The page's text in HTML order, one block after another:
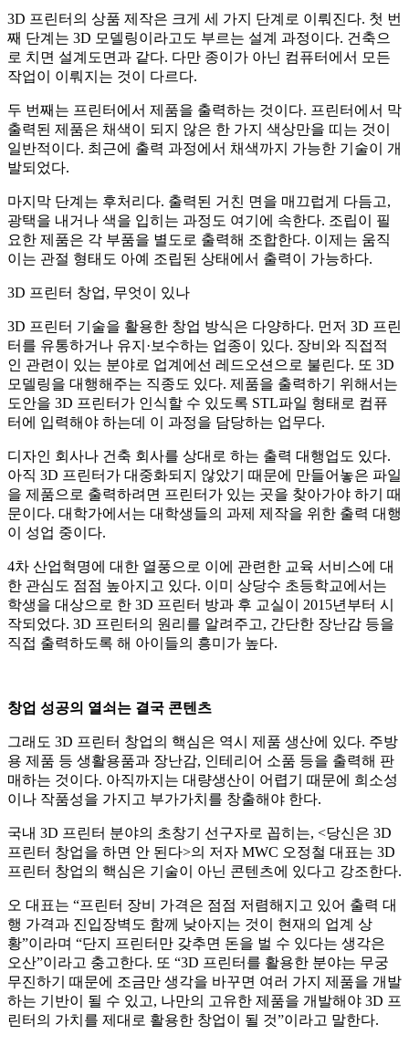
3D 프린터의 상품 제작은 크게 세 가지 단계로 이뤄진다. 첫 번
째 단계는 3D 모델링이라고도 부르는 설계 과정이다. 건축으
로 치면 설계도면과 같다. 다만 종이가 아닌 컴퓨터에서 모든
작업이 이뤄지는 것이 다르다.
두 번째는 프린터에서 제품을 출력하는 것이다. 프린터에서 막
출력된 제품은 채색이 되지 않은 한 가지 색상만을 띠는 것이
일반적이다. 최근에 출력 과정에서 채색까지 가능한 기술이 개
발되었다.
마지막 단계는 후처리다. 출력된 거친 면을 매끄럽게 다듬고,
광택을 내거나 색을 입히는 과정도 여기에 속한다. 조립이 필
요한 제품은 각 부품을 별도로 출력해 조합한다. 이제는 움직
이는 관절 형태도 아예 조립된 상태에서 출력이 가능하다.
3D 프린터 창업, 무엇이 있나
3D 프린터 기술을 활용한 창업 방식은 다양하다. 먼저 3D 프린
터를 유통하거나 유지·보수하는 업종이 있다. 장비와 직접적
인 관련이 있는 분야로 업계에선 레드오션으로 불린다. 또 3D
모델링을 대행해주는 직종도 있다. 제품을 출력하기 위해서는
도안을 3D 프린터가 인식할 수 있도록 STL파일 형태로 컴퓨
터에 입력해야 하는데 이 과정을 담당하는 업무다.
디자인 회사나 건축 회사를 상대로 하는 출력 대행업도 있다.
아직 3D 프린터가 대중화되지 않았기 때문에 만들어놓은 파일
을 제품으로 출력하려면 프린터가 있는 곳을 찾아가야 하기 때
문이다. 대학가에서는 대학생들의 과제 제작을 위한 출력 대행
이 성업 중이다.
4차 산업혁명에 대한 열풍으로 이에 관련한 교육 서비스에 대
한 관심도 점점 높아지고 있다. 이미 상당수 초등학교에서는
학생을 대상으로 한 3D 프린터 방과 후 교실이 2015년부터 시
작되었다. 3D 프린터의 원리를 알려주고, 간단한 장난감 등을
직접 출력하도록 해 아이들의 흥미가 높다.
창업 성공의 열쇠는 결국 콘텐츠
그래도 3D 프린터 창업의 핵심은 역시 제품 생산에 있다. 주방
용 제품 등 생활용품과 장난감, 인테리어 소품 등을 출력해 판
매하는 것이다. 아직까지는 대량생산이 어렵기 때문에 희소성
이나 작품성을 가지고 부가가치를 창출해야 한다.
국내 3D 프린터 분야의 초창기 선구자로 꼽히는, <당신은 3D
프린터 창업을 하면 안 된다>의 저자 MWC 오정철 대표는 3D
프린터 창업의 핵심은 기술이 아닌 콘텐츠에 있다고 강조한다.
오 대표는 “프린터 장비 가격은 점점 저렴해지고 있어 출력 대
행 가격과 진입장벽도 함께 낮아지는 것이 현재의 업계 상
황”이라며 “단지 프린터만 갖추면 돈을 벌 수 있다는 생각은
오산”이라고 충고한다. 또 “3D 프린터를 활용한 분야는 무궁
무진하기 때문에 조금만 생각을 바꾸면 여러 가지 제품을 개발
하는 기반이 될 수 있고, 나만의 고유한 제품을 개발해야 3D 프
린터의 가치를 제대로 활용한 창업이 될 것”이라고 말한다.